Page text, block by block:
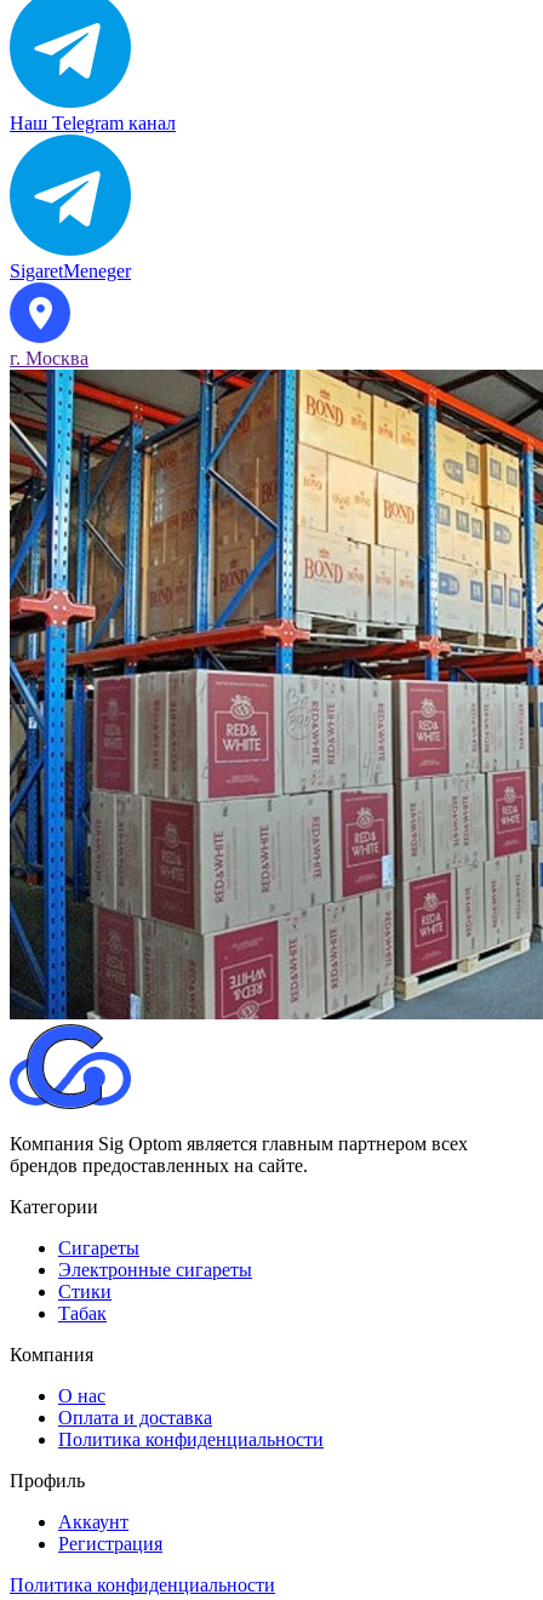
Наш Telegram канал
SigaretMeneger
г. Москва
Компания Sig Optom является главным партнером всех
брендов предоставленных на сайте.
Категории
Сигареты
Электронные сигареты
Стики
Табак
Компания
О нас
Оплата и доставка
Политика конфиденциальности
Профиль
Аккаунт
Регистрация
Политика конфиденциальности